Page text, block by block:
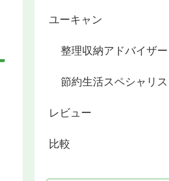
ユーキャン
整理収納アドバイザー
節約生活スペシャリス
レビュー
比較